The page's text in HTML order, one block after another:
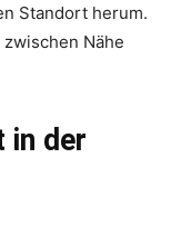
Standort herum.
Nähe
in der